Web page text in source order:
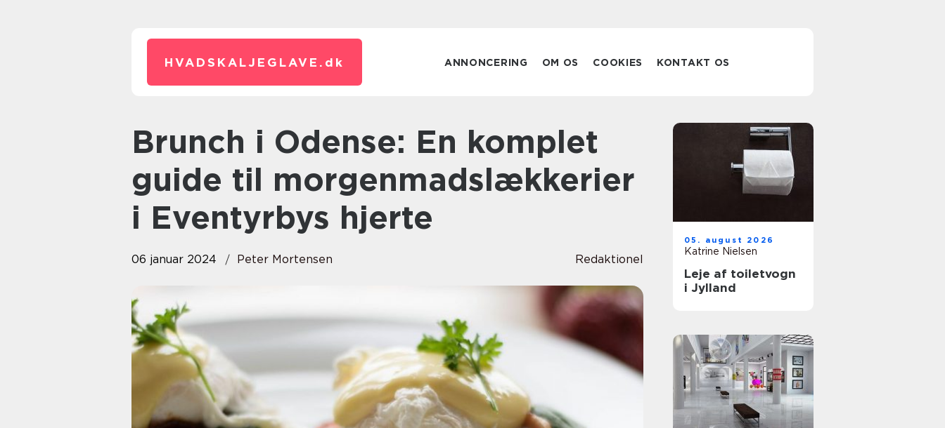
HVADSKALJEGLAVE. dk ANNONCERING OM OS COOKIES KONTAKT OS
Brunch i Odense: En komplet
guide til morgenmadslækkerier
i Eventyrbys hjerte
06 januar 2024 Peter Mortensen Redaktionel
05. august 2026
Katrine Nielsen
Leje af toiletvogn
i Jylland